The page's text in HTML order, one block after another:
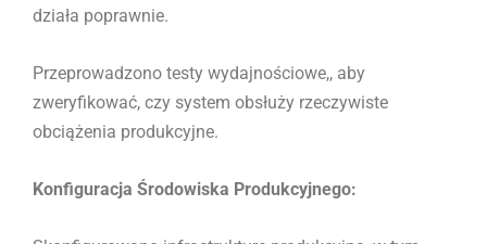
działa poprawnie.
Przeprowadzono testy wydajnościowe,, aby
zweryfikować, czy system obsłuży rzeczywiste
obciążenia produkcyjne.
Konfiguracja Środowiska Produkcyjnego: